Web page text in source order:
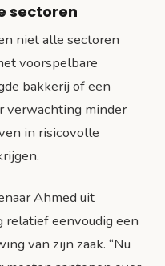
sectoren
niet alle sectoren
voorspelbare
bakkerij of een
verwachting minder
in risicovolle
Ahmed uit
eenvoudig een
van zijn zaak. “Nu